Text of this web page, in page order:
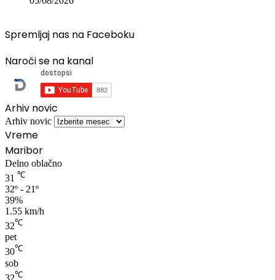
Naroči se na kanal
Arhiv novic
Arhiv novic
Vreme
Maribor
Delno oblačno
31℃
32º - 21º
39%
1.55 km/h
32℃
pet
30℃
sob